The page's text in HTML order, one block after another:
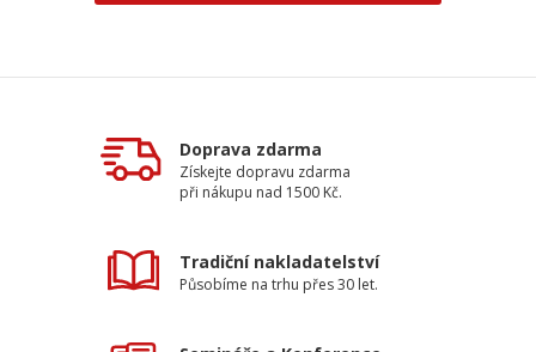
Doprava zdarma
Získejte dopravu zdarma
při nákupu nad 1500 Kč.
Tradiční nakladatelství
Působíme na trhu přes 30 let.